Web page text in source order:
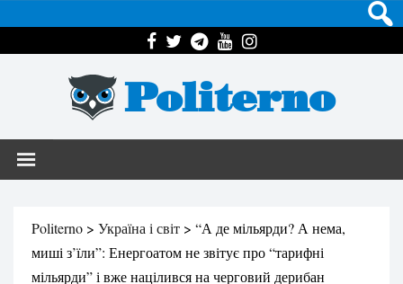
Politerno
Politerno > Україна і світ > “А де мільярди? А нема,
миші з’їли”: Енергоатом не звітує про “тарифні
мільярди” і вже націлився на черговий дерибан